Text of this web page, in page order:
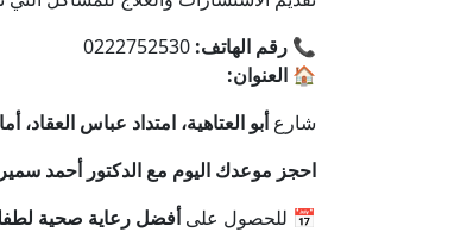
📞 رقم الهاتف:
🏠 العنوان:
شارعأبو العتاهية، امتداد عباس العقاد،
احجز موعدك اليوم مع الدكتور أحمد
📅 للحصول علىأفضل رعاية صحية